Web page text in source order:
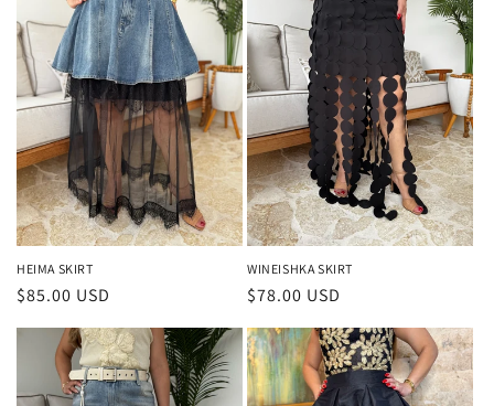
HEIMA SKIRT
Precio
habitual
$85.00 USD
WINEISHKA SKIRT
Precio
habitual
$78.00 USD